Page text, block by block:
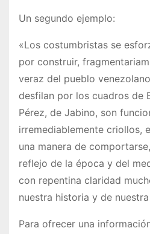
Un segundo ejemplo:
«Los costumbristas se
por construir,
veraz del pueblo
desfilan por los cuadros de
Pérez, de Jabino, son
irremediablemente criollos,
una manera de
reflejo de la época y del
con repentina claridad
nuestra historia y de
Para ofrecer una